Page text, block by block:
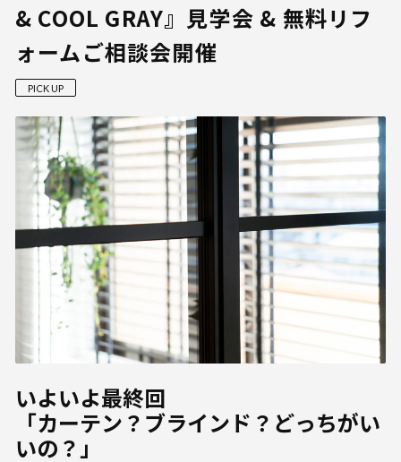
& COOL GRAY』見学会 & 無料リフ
ォームご相談会開催
PICK UP
いよいよ最終回
「カーテン？ブラインド？どっちがい
いの？」